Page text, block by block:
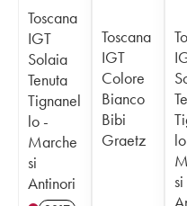
Toscana
IGT
Solaia
Tenuta
Tignanel
lo -
Marche
si
Antinori
Toscana
IGT
Colore
Bianco
Bibi
Graetz
si